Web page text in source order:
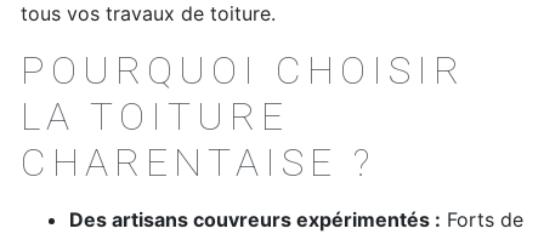
tous vos travaux de toiture.
POURQUOI CHOISIR
LA TOITURE
CHARENTAISE ?
Des artisans couvreurs expérimentés : Forts de